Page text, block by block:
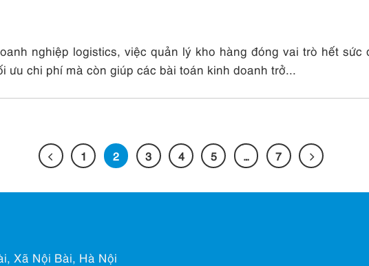
nghiệp logistics, việc quản lý kho hàng đóng vai trò hết
ưu chi phí mà còn giúp các bài toán kinh doanh trở...
1 2 3 4 5 … 7
Xã Nội Bài, Hà Nội